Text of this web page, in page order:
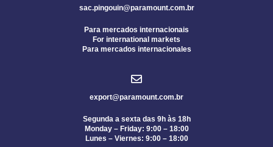
sac.pingouin@paramount.com.br
Para mercados internacionais
For international markets
Para mercados internacionales
export@paramount.com.br
Segunda a sexta das 9h às 18h
Monday – Friday: 9:00 – 18:00
Lunes – Viernes: 9:00 – 18:00